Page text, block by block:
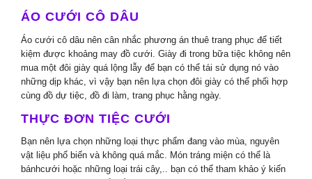
ÁO CƯỚI CÔ DÂU
Áo cưới cô dâu nên cân nhắc phương án thuê trang phục để tiết
kiệm được khoảng may đồ cưới. Giày đi trong bữa tiệc không nên
mua một đôi giày quá lộng lẫy để bạn có thể tái sử dụng nó vào
những dịp khác, vì vậy bạn nên lựa chọn đôi giày có thể phối hợp
cùng đồ dự tiệc, đồ đi làm, trang phục hằng ngày.
THỰC ĐƠN TIỆC CƯỚI
Bạn nên lựa chọn những loại thực phẩm đang vào mùa, nguyên
vật liệu phổ biến và không quá mắc. Món tráng miện có thể là
bánhcưới hoặc những loại trái cây,.. bạn có thể tham khảo ý kiến